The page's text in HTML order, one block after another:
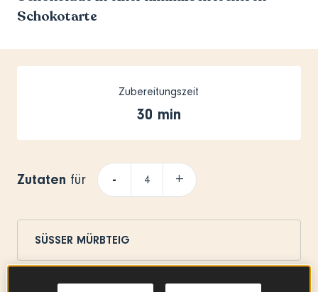
Schokotarte
Zubereitungszeit
30 min
Zutaten für - +
SÜSSER MÜRBTEIG